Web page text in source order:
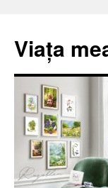
Viața